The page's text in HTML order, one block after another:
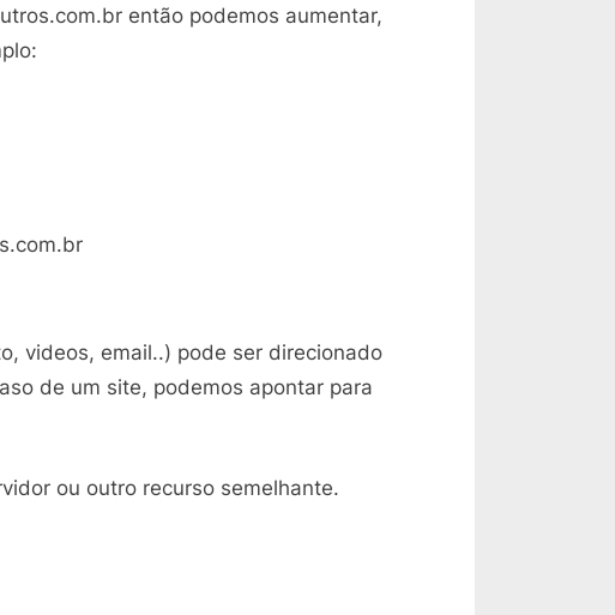
então podemos aumentar,
videos, email..) pode ser direcionado
de um site, podemos apontar para
ou outro recurso semelhante.